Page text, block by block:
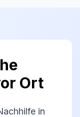
Ort
in